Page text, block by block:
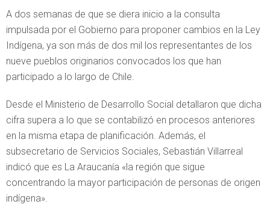
A dos semanas de que se diera inicio a la consulta
impulsada por el Gobierno para proponer cambios en la Ley
Indígena, ya son más de dos mil los representantes de los
nueve pueblos originarios convocados los que han
participado a lo largo de Chile.
Desde el Ministerio de Desarrollo Social detallaron que dicha
cifra supera a lo que se contabilizó en procesos anteriores
en la misma etapa de planificación. Además, el
subsecretario de Servicios Sociales, Sebastián Villarreal
indicó que es La Araucanía «la región que sigue
concentrando la mayor participación de personas de origen
indígena».